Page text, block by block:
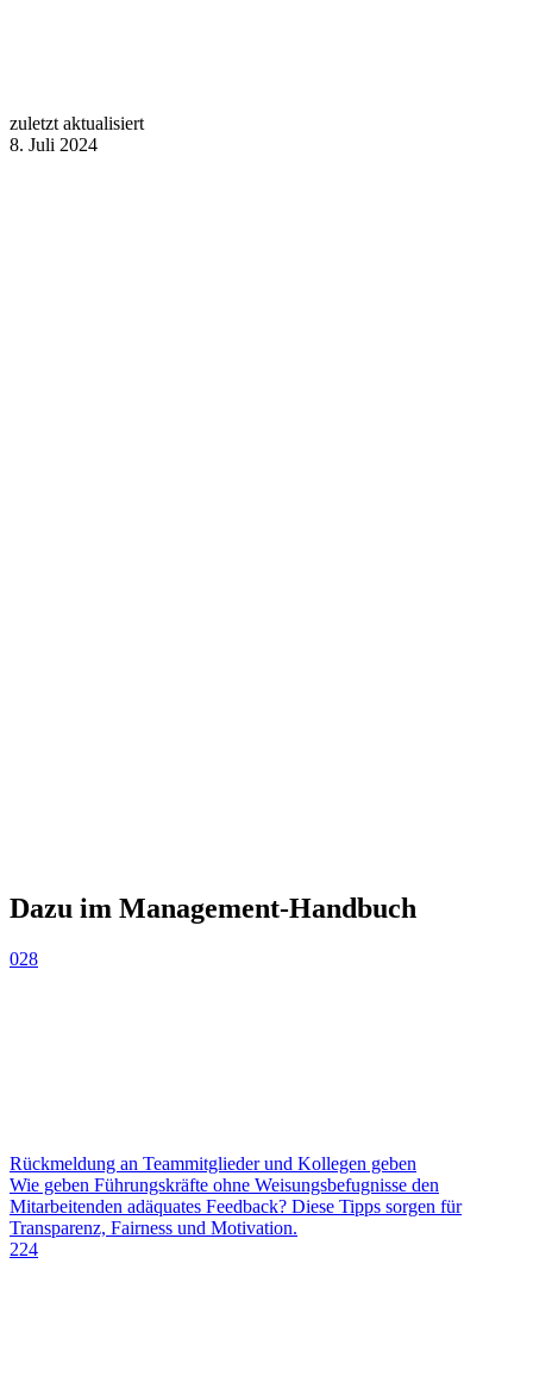
zuletzt aktualisiert
8. Juli 2024
Dazu im Management-Handbuch
028
Rückmeldung an Teammitglieder und Kollegen geben
Wie geben Führungskräfte ohne Weisungsbefugnisse den
Mitarbeitenden adäquates Feedback? Diese Tipps sorgen für
Transparenz, Fairness und Motivation.
224